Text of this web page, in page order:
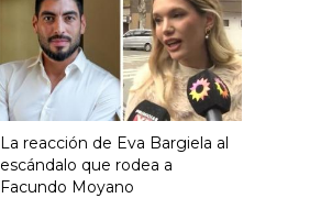
La reacción de Eva Bargiela al
escándalo que rodea a
Facundo Moyano